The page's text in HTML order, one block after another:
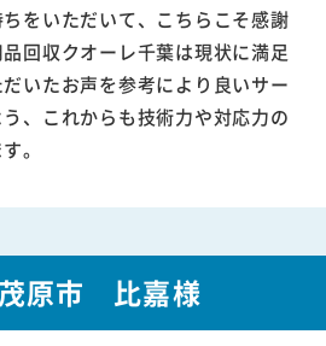
をいただいて、こちらこそ感謝
回収クオーレ千葉は現状に満足
いたお声を参考により良いサー
、これからも技術力や対応力の
。
原市 比嘉様